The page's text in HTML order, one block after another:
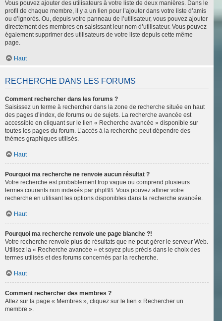
Vous pouvez ajouter des utilisateurs à votre liste de deux manières. Dans le
profil de chaque membre, il y a un lien pour l’ajouter dans votre liste d’amis
ou d’ignorés. Ou, depuis votre panneau de l’utilisateur, vous pouvez ajouter
directement des membres en saisissant leur nom d’utilisateur. Vous pouvez
également supprimer des utilisateurs de votre liste depuis cette même
page.
Haut
RECHERCHE DANS LES FORUMS
Comment rechercher dans les forums ?
Saisissez un terme à rechercher dans la zone de recherche située en haut
des pages d’index, de forums ou de sujets. La recherche avancée est
accessible en cliquant sur le lien « Recherche avancée » disponible sur
toutes les pages du forum. L’accès à la recherche peut dépendre des
thèmes graphiques utilisés.
Haut
Pourquoi ma recherche ne renvoie aucun résultat ?
Votre recherche est probablement trop vague ou comprend plusieurs
termes courants non indexés par phpBB. Vous pouvez affiner votre
recherche en utilisant les options disponibles dans la recherche avancée.
Haut
Pourquoi ma recherche renvoie une page blanche ?!
Votre recherche renvoie plus de résultats que ne peut gérer le serveur Web.
Utilisez la « Recherche avancée » et soyez plus précis dans le choix des
termes utilisés et des forums concernés par la recherche.
Haut
Comment rechercher des membres ?
Allez sur la page « Membres », cliquez sur le lien « Rechercher un
membre ».